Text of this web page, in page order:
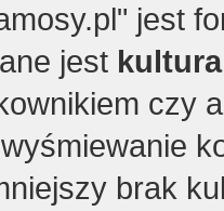
jest
jest
czy
brak